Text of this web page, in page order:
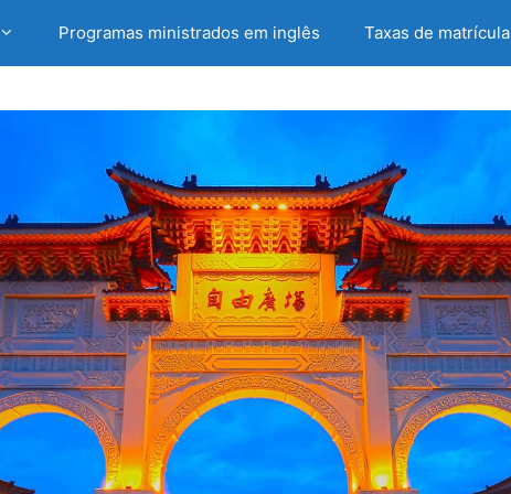
Programas ministrados em inglês Taxas de matrícula